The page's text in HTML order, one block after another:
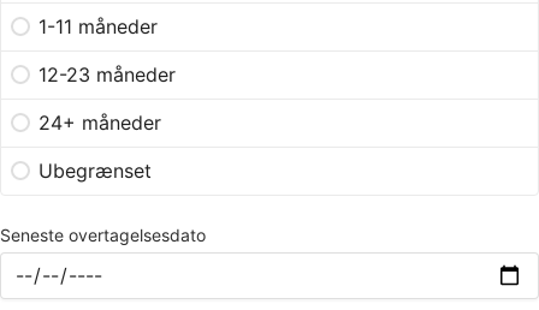
1-11 måneder
12-23 måneder
24+ måneder
Ubegrænset
Seneste overtagelsesdato